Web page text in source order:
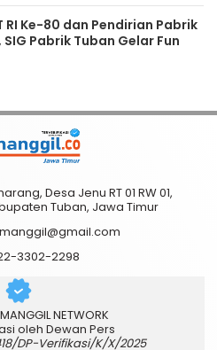
RI Ke-80 dan Pendirian Pabrik
Pabrik Tuban Gelar Fun
Desa Jenu RT 01 RW 01,
Tuban, Jawa Timur
3302-2298
NETWORK
oleh Dewan Pers
DP-Verifikasi/K/X/2025